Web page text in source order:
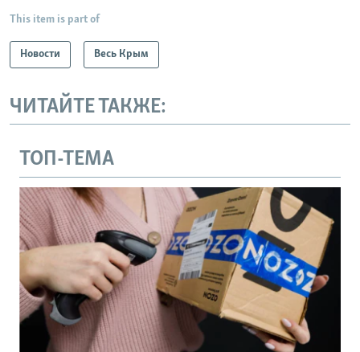
This item is part of
Новости Весь Крым
ЧИТАЙТЕ ТАКЖЕ:
ТОП-ТЕМА